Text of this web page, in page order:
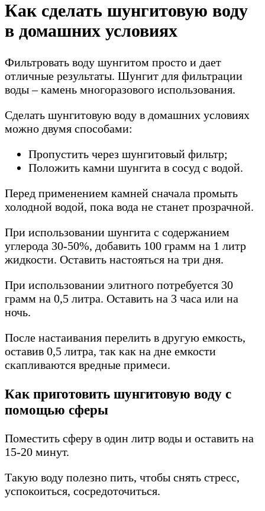
Как сделать шунгитовую воду
в домашних условиях
Фильтровать воду шунгитом просто и дает
отличные результаты. Шунгит для фильтрации
воды – камень многоразового использования.
Сделать шунгитовую воду в домашних условиях
можно двумя способами:
Пропустить через шунгитовый фильтр;
Положить камни шунгита в сосуд с водой.
Перед применением камней сначала промыть
холодной водой, пока вода не станет прозрачной.
При использовании шунгита с содержанием
углерода 30-50%, добавить 100 грамм на 1 литр
жидкости. Оставить настояться на три дня.
При использовании элитного потребуется 30
грамм на 0,5 литра. Оставить на 3 часа или на
ночь.
После настаивания перелить в другую емкость,
оставив 0,5 литра, так как на дне емкости
скапливаются вредные примеси.
Как приготовить шунгитовую воду с
помощью сферы
Поместить сферу в один литр воды и оставить на
15-20 минут.
Такую воду полезно пить, чтобы снять стресс,
успокоиться, сосредоточиться.